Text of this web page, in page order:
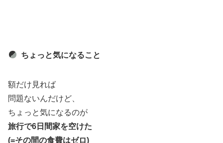
ちょっと気になること
額だけ見れば
問題ないんだけど、
ちょっと気になるのが
旅行で6日間家を空けた
(=その間の食費はゼロ)